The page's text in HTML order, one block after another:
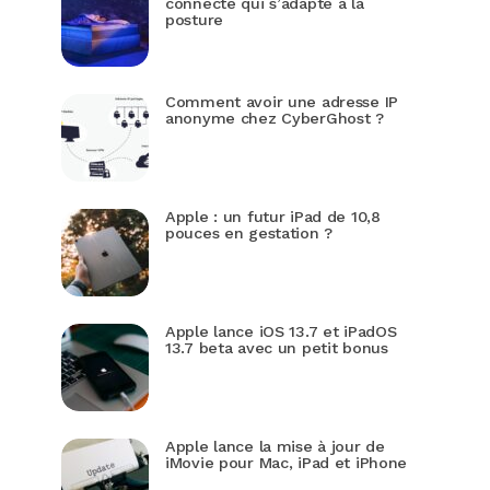
posture
Comment avoir une adresse IP
anonyme chez CyberGhost ?
Apple : un futur iPad de 10,8
pouces en gestation ?
Apple lance iOS 13.7 et iPadOS
13.7 beta avec un petit bonus
Apple lance la mise à jour de
iMovie pour Mac, iPad et iPhone